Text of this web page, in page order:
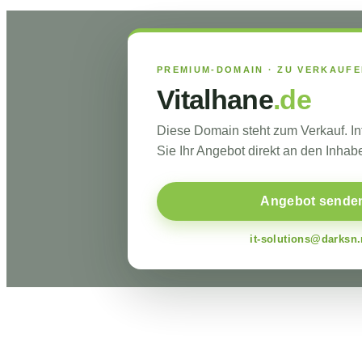
PREMIUM-DOMAIN · ZU
Vitalhane.de
Diese Domain steht zum Verkauf.
Sie Ihr Angebot direkt an den
Angebot
it-